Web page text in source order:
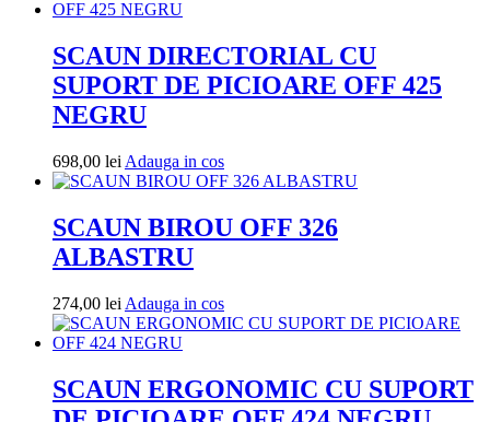
SCAUN DIRECTORIAL CU
SUPORT DE PICIOARE OFF 425
NEGRU
698,00 lei Adauga in cosAdauga
in
SCAUN BIROU OFF 326
ALBASTRU
274,00 lei Adauga in cosAdauga
in
SCAUN ERGONOMIC CU SUPORT